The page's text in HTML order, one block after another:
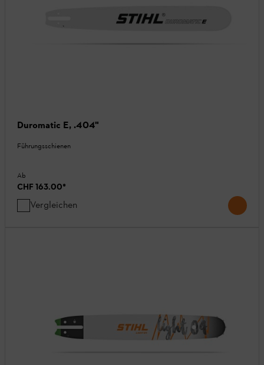
Duromatic E, .404"
Führungsschienen
Ab
CHF 163.00*
Vergleichen